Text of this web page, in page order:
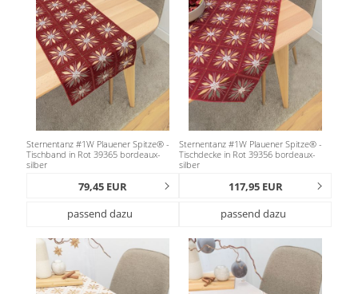
Sternentanz #1W Plauener Spitze® -
Tischband in Rot 39365 bordeaux-
silber
79,45 EUR
passend dazu
Sternentanz #1W Plauener Spitze® -
Tischdecke in Rot 39356 bordeaux-
silber
117,95 EUR
passend dazu